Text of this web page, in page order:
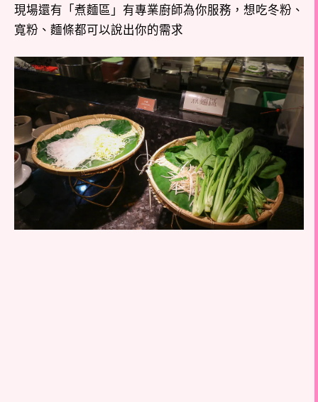
現場還有「煮麵區」有專業廚師為你服務，想吃冬粉、
寬粉、麵條都可以說出你的需求